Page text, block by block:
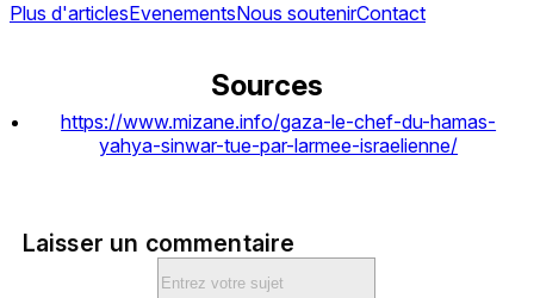
Plus d'articlesEvenementsNous soutenirContact
Sources
https://www.mizane.info/gaza-le-chef-du-hamas-
yahya-sinwar-tue-par-larmee-israelienne/
Laisser un commentaire